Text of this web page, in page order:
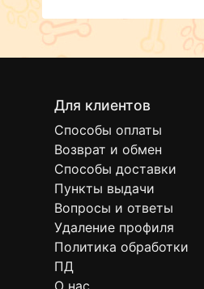
Для клиентов
Способы оплаты
Возврат и обмен
Способы доставки
Пункты выдачи
Вопросы и ответы
Удаление профиля
Политика обработки
ПД